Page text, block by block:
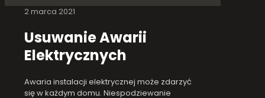
2 marca 2021
Usuwanie Awarii
Elektrycznych
Awaria instalacji elektrycznej może zdarzyć
się w każdym domu. Niespodziewanie